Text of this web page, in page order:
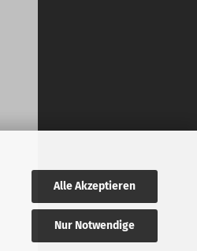
Alle Akzeptieren
Nur Notwendige